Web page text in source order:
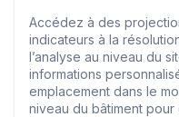
Accédez à des
indicateurs à la
l’analyse au niveau du
informations
emplacement dans le
niveau du bâtiment